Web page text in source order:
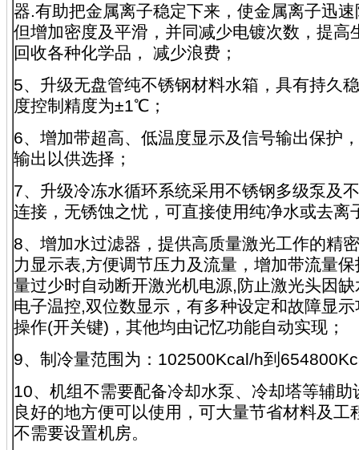
器.有助把金属离子稳定下来，使金属离子迅
但增加密度及平滑，并同减少电镀次数，提高
回收各种化学品， 减少浪费；
5、升级无盘管纯不锈钢材料水箱，具有持久
度控制精度为±1℃；
6、增加带超高、低温度显示及信号输出保护
输出以供选择；
7、升级冷冻水循环系统采用不锈钢多级泵及
连接，无锈蚀之忧，可直接使用纯净水
8、增加水过滤器，提供高质量激光工作的精
力显示表,方便调节压力及流量，增加带流量
量过少时自动断开激光机电源,防止激光头因
电子温控,双位数显示，有多种设定和故障显
操作(开关键)，其他均由记忆功能自动
9、制冷量范围为：102500Kcal/h到
10、机组不需要配备冷却水泵、冷却塔等辅助
良好的地方便可以使用，可大量节省材料及工
不需要设置机房。